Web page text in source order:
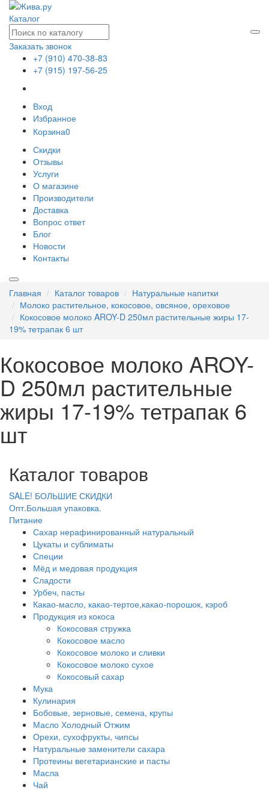
Каталог
Заказать звонок
+7 (910) 470-38-83
+7 (915) 197-56-25
Вход
Избранное
Корзина0
Скидки
Отзывы
Услуги
О магазине
Производители
Доставка
Вопрос ответ
Блог
Новости
Контакты
Главная Каталог товаров
Натуральные напитки
Молоко растительное, кокосовое, овсяное, ореховое
Кокосовое молоко AROY-D 250мл растительные жиры 17-
19% тетрапак 6 шт
Кокосовое молоко AROY-
D 250мл растительные
жиры 17-19% тетрапак 6
шт
Каталог товаров
SALE! БОЛЬШИЕ СКИДКИ
Опт.Большая упаковка.
Питание
Сахар нерафинированный натуральный
Цукаты и сублиматы
Специи
Мёд и медовая продукция
Сладости
Урбеч, пасты
Какао-масло, какао-тертое,какао-порошок, кэроб
Продукция из кокоса
Кокосовая стружка
Кокосовое масло
Кокосовое молоко и сливки
Кокосовое молоко сухое
Кокосовый сахар
Мука
Кулинария
Бобовые, зерновые, семена, крупы
Масло Холодный Отжим
Орехи, сухофрукты, чипсы
Натуральные заменители сахара
Протеины вегетарианские и пасты
Масла
Чай